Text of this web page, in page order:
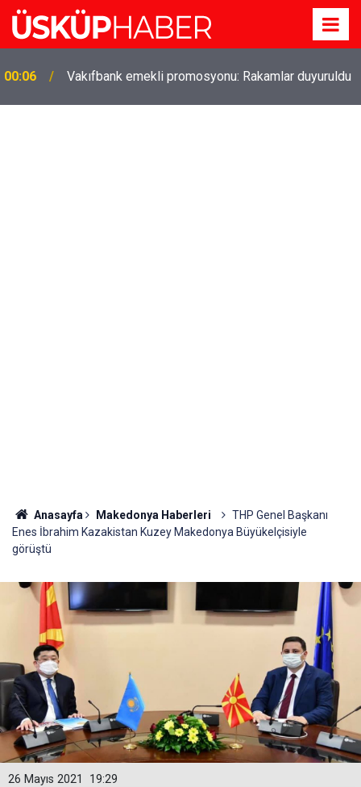
19:21
Gözde oldu! Hem köy hem mahalle hayatı iç içe!
İzmir'deki doğal semt
Anasayfa Makedonya Haberleri
THP Genel Başkanı
Enes İbrahim Kazakistan Kuzey Makedonya Büyükelçisiyle
görüştü
19:29
26 Mayıs 2021